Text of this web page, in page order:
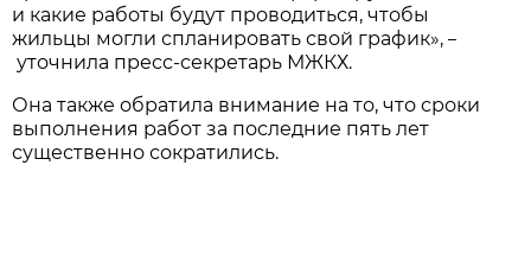
и какие работы будут проводиться, чтобы
жильцы могли спланировать свой график»,–
уточнила пресс-секретарь МЖКХ.
Она также обратила внимание на то, что сроки
выполнения работ за последние пять лет
существенно сократились.